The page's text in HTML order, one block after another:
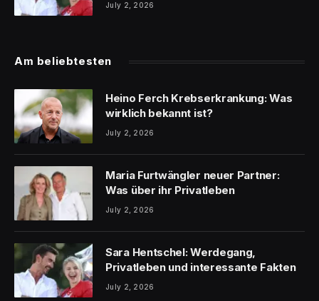
July 2, 2026
Am beliebtesten
Heino Ferch Krebserkrankung: Was
wirklich bekannt ist?
July 2, 2026
Maria Furtwängler neuer Partner:
Was über ihr Privatleben
July 2, 2026
Sara Hentschel: Werdegang,
Privatleben und interessante Fakten
July 2, 2026